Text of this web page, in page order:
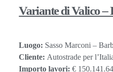
Variante di Valico –
Luogo: Sasso Marconi –
Cliente:Autostrade per
Importo lavori:€